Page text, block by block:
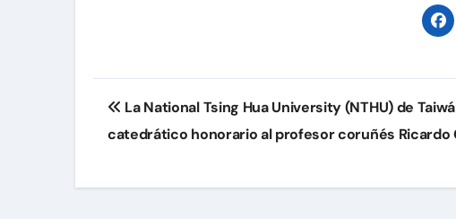
Navegación
de
La National Tsing Hua University (NTHU) de
catedrático honorario al profesor coruñés Ricardo